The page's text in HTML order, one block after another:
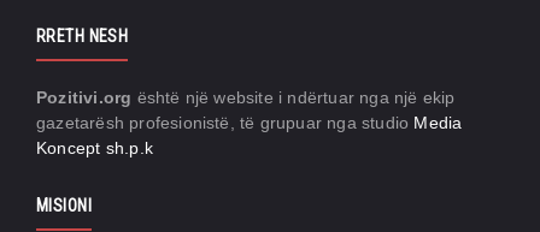
RRETH NESH
Pozitivi.org është një website i ndërtuar nga një ekip
gazetarësh profesionistë, të grupuar nga studio Media
Koncept sh.p.k
MISIONI